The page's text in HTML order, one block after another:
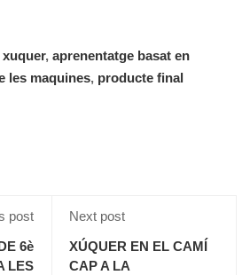
, aprenentatge basat en
les maquines, producte final
post
6è
LES
Next post
XÚQUER EN EL CAMÍ
CAP A LA